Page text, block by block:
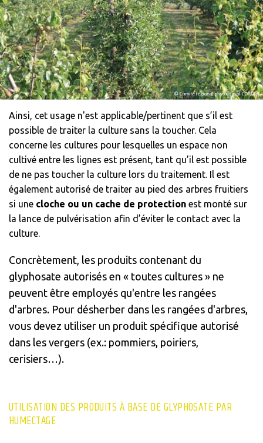
Ainsi, cet usage n'est applicable/pertinent que s’il est
possible de traiter la culture sans la toucher. Cela
concerne les cultures pour lesquelles un espace non
cultivé entre les lignes est présent, tant qu’il est possible
de ne pas toucher la culture lors du traitement. Il est
également autorisé de traiter au pied des arbres fruitiers
si une cloche ou un cache de protectionest monté sur
la lance de pulvérisation afin d’éviter le contact avec la
culture.
Concrètement, les produits contenant du
glyphosate autorisés en « toutes cultures » ne
peuvent être employés qu'entre les rangées
d'arbres. Pour désherber dans les rangées d'arbres,
vous devez utiliser un produit spécifique autorisé
dans les vergers (ex.: pommiers, poiriers,
cerisiers…).
UTILISATION DES PRODUITS À BASE DE GLYPHOSATE PAR
HUMECTAGE